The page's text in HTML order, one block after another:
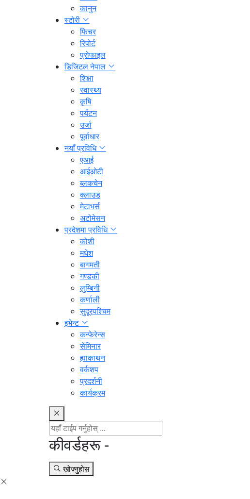
कानुन
स्टोरी
फिचर
रिपोर्ट
प्रोफाइल
डिजिटल नेपाल
शिक्षा
स्वास्थ्य
कृषि
पर्यटन
उर्जा
पूर्वाधार
नयाँ प्रविधि
एआई
आईओटी
ब्लकचेन
क्लाउड
मेटाभर्स
अटोमेसन
प्रदेशमा प्रविधि
कोशी
मधेश
बागमती
गण्डकी
लुम्बिनी
कर्णाली
सुदूरपश्चिम
इभेन्ट
कन्फेरेन्स
सेमिनार
ह्याकाथन
वर्कशप
प्रदर्शनी
कार्यक्रम
कीवर्डहरू -
खोज्नुहोस